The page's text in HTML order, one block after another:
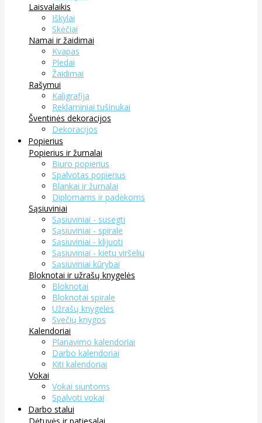
Laisvalaikis
Iškylai
Skėčiai
Namai ir žaidimai
Kvapas
Pledai
Žaidimai
Rašymui
Kaligrafija
Reklaminiai tušinukai
Šventinės dekoracijos
Dekoracijos
Popierius
Popierius ir žurnalai
Biuro popierius
Spalvotas popierius
Blankai ir žurnalai
Diplomams ir padėkoms
Sąsiuviniai
Sąsiuviniai - susegti
Sąsiuviniai - spirale
Sąsiuviniai - klijuoti
Sąsiuviniai - kietu viršeliu
Sąsiuviniai kūrybai
Bloknotai ir užrašų knygelės
Bloknotai
Bloknotai spirale
Užrašų knygelės
Svečių knygos
Kalendoriai
Planavimo kalendoriai
Darbo kalendoriai
Kiti kalendoriai
Vokai
Vokai siuntoms
Spalvoti vokai
Darbo stalui
Dėtuvės ir patiesalai